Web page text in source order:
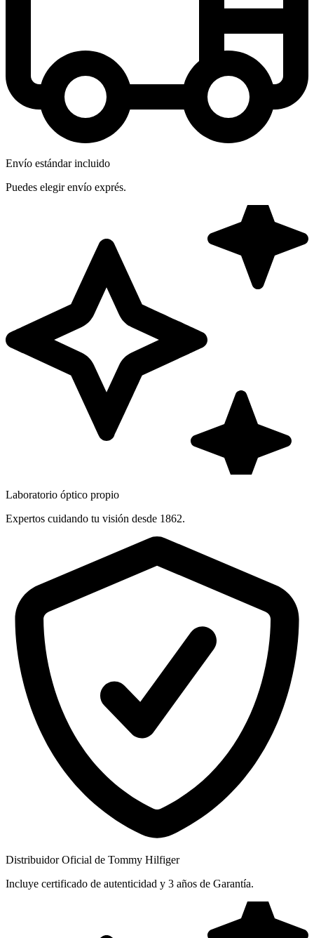
Envío estándar incluido
Puedes elegir envío exprés.
Laboratorio óptico propio
Expertos cuidando tu visión desde 1862.
Distribuidor Oficial de Tommy Hilfiger
Incluye certificado de autenticidad y 3 años de Garantía.